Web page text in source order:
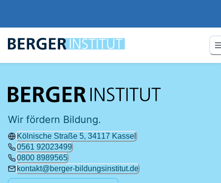
Wir fördern Bildung.
Kölnische Straße 5, 34117 Kassel
0561 92023499
0800 8989565
kontakt@berger-bildungsinstitut.de